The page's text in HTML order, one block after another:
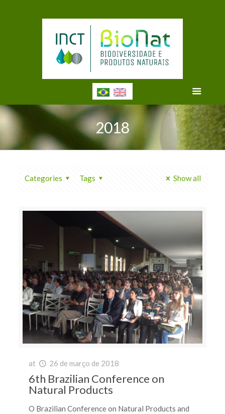
2018
Categories Tags Show all
at 26 de março de 2018
6th Brazilian Conference on
Natural Products
O Brazilian Conference on Natural Products and